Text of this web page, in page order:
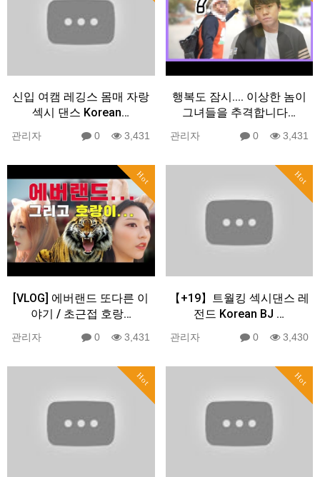
신입 여캠 레깅스 몸매 자랑
섹시 댄스 Korean…
관리자 0 3,431
행복도 잠시.... 이상한 놈이
그녀들을 추격합니다…
관리자 0 3,431
Hot
[VLOG] 에버랜드 또다른 이
야기 / 초근접 호랑…
관리자 0 3,431
Hot
【+19】트월킹 섹시댄스 레
전드 Korean BJ …
관리자 0 3,430
Hot Hot